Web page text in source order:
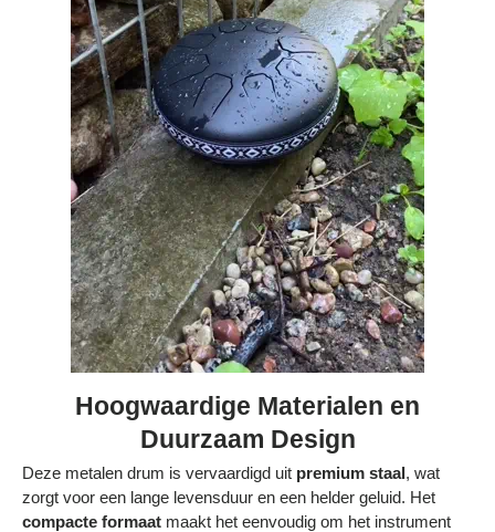
Hoogwaardige Materialen en
Duurzaam Design
Deze metalen drum is vervaardigd uit premium staal, wat
zorgt voor een lange levensduur en een helder geluid. Het
compacte formaat maakt het eenvoudig om het instrument